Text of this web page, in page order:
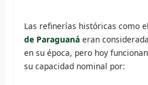
Las refinerías históricas como el
de Paraguanáeran
en su época, pero hoy
su capacidad nominal por: